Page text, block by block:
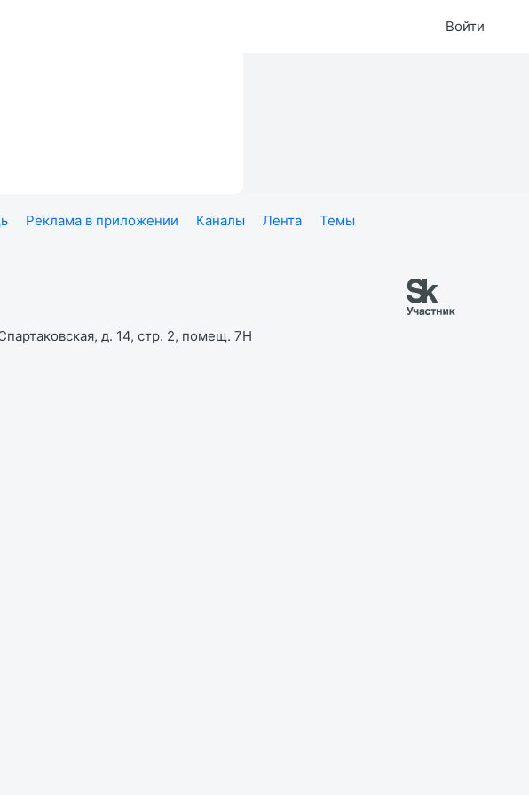
Войти
Реклама в приложении Каналы Лента
Темы
д. 14, стр. 2, помещ. 7Н